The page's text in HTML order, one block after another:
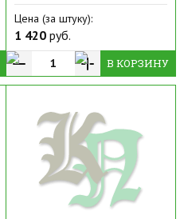
Цена (за штуку):
1 420руб.
В КОРЗИНУ